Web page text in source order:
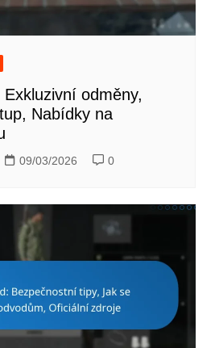
odměny,
Nabídky na
09/03/2026 0